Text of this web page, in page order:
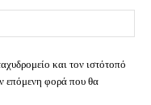
και τον ιστότοπό
επόμενη φορά που θα